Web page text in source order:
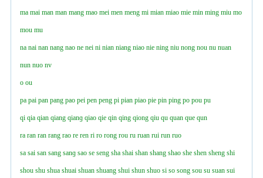
ma mai man man mang mao mei men meng mi mian miao mie min ming miu mo
mou mu
na nai nan nang nao ne nei ni nian niang niao nie ning niu nong nou nu nuan
nun nuo nv
o ou
pa pai pan pang pao pei pen peng pi pian piao pie pin ping po pou pu
qi qia qian qiang qianɡ qiao qie qin qing qiong qiu qu quan que qun
ra ran ran rang rao re ren ri ro rong rou ru ruan rui run ruo
sa sai san sang sanɡ sao se seng sha shai shan shang shao she shen sheng shi
shou shu shua shuai shuan shuang shui shun shuo si so song sou su suan sui